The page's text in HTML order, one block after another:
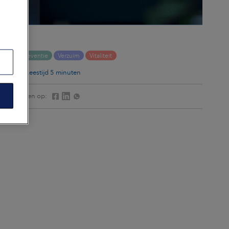
Preventie Verzuim Vitaliteit
Leestijd 5 minuten
Delen op: